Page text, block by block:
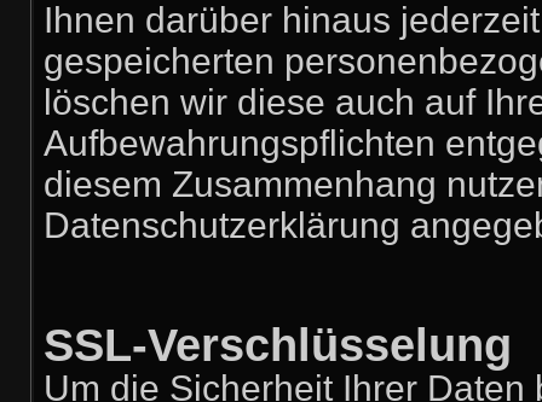
Ihnen darüber hinaus
gespeicherten
löschen wir diese auch auf
Aufbewahrungspflichten
diesem Zusammenhang
Datenschutzerklärung
SSL-Verschlüsselung
Um die Sicherheit Ihrer